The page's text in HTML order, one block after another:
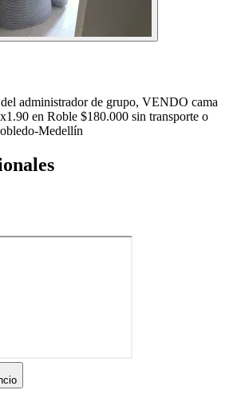
administrador de grupo, VENDO cama
en Roble $180.000 sin transporte o
Medellín